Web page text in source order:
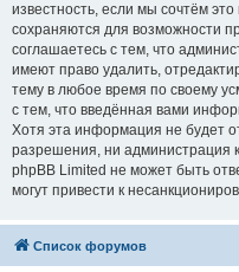
известность, если мы сочтём
сохраняются для возможности
соглашаетесь с тем, что
имеют право удалить,
тему в любое время по своему
с тем, что введённая вами
Хотя эта информация не будет
разрешения, ни администрация
phpBB Limited не может быть
могут привести к
Список форумов